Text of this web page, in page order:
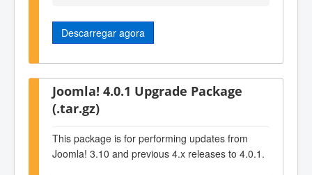
Descarregar agora
Joomla! 4.0.1 Upgrade Package
(.tar.gz)
This package is for performing updates from
Joomla! 3.10 and previous 4.x releases to 4.0.1.